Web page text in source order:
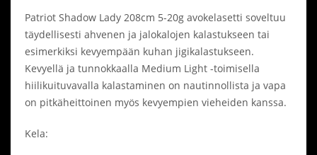
Patriot Shadow Lady 208cm 5-20g avokelasetti soveltuu
täydellisesti ahvenen ja jalokalojen kalastukseen tai
esimerkiksi kevyempään kuhan jigikalastukseen.
Kevyellä ja tunnokkaalla Medium Light -toimisella
hiilikuituvavalla kalastaminen on nautinnollista ja vapa
on pitkäheittoinen myös kevyempien vieheiden kanssa.
Kela: